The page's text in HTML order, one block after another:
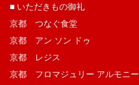
■ いただきもの御礼
京都 つなぐ食堂
京都 アン ソン ドゥ
京都 レジス
京都 フロマジュリー アルモニー